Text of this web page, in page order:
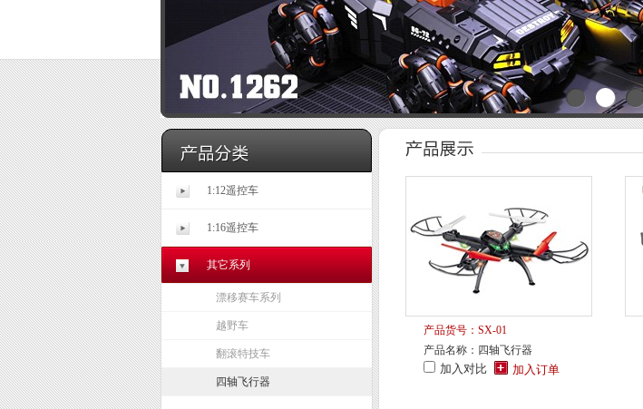
1:12遥控车
1:16遥控车
其它系列
漂移赛车系列
越野车
翻滚特技车
四轴飞行器
产品货号：SX-01
产品名称：四轴飞行器
加入对比